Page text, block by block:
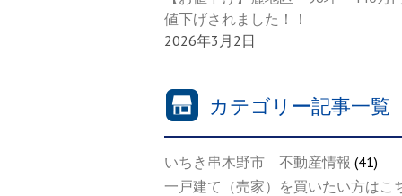
値下げされました！！
2026年3月2日
カテゴリー記事一覧
いちき串木野市 不動産情報 (41)
一戸建て（売家）を買いたい方はこ